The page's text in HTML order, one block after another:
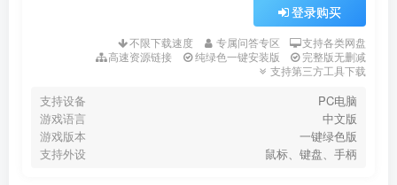
登录购买
不限下载速度 专属问答专区
支持各类网盘
高速资源链接
纯绿色一键安装版
完整版无删减
支持第三方工具下载
支持设备
PC电脑
游戏语言
中文版
游戏版本
一键绿色版
支持外设
鼠标、键盘、手柄